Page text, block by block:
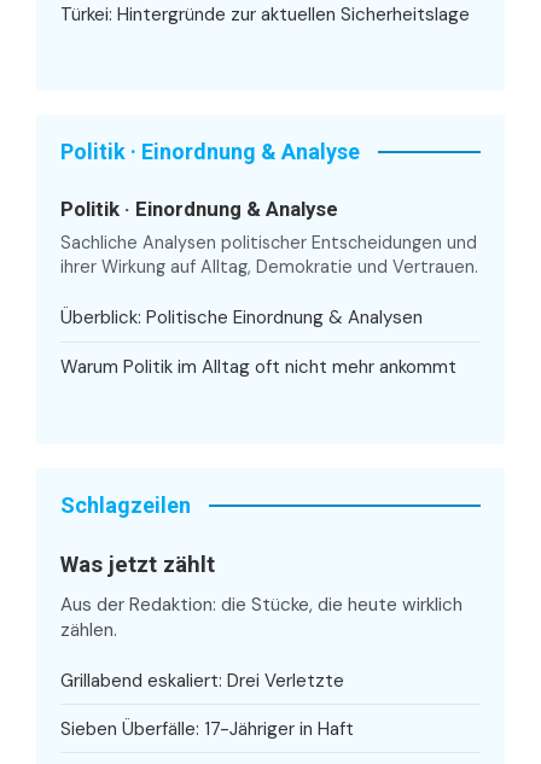
Türkei: Hintergründe zur aktuellen Sicherheitslage
Politik · Einordnung & Analyse
Politik · Einordnung & Analyse
Sachliche Analysen politischer Entscheidungen und
ihrer Wirkung auf Alltag, Demokratie und Vertrauen.
Überblick: Politische Einordnung & Analysen
Warum Politik im Alltag oft nicht mehr ankommt
Schlagzeilen
Was jetzt zählt
Aus der Redaktion: die Stücke, die heute wirklich
zählen.
Grillabend eskaliert: Drei Verletzte
Sieben Überfälle: 17-Jähriger in Haft